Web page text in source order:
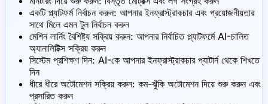
একটি প্ল্যাটফর্ম নির্বাচন করুন: আপনার ইনফ্রাস্ট্রাকচার এবং প্রয়োজনীয়তার
সাথে মিলে এমন টুল নির্বাচন করুন
মেশিন লার্নিং বৈশিষ্ট্য সক্রিয় করুন: আপনার নির্বাচিত প্ল্যাটফর্মে AI-চালিত
অ্যানালিটিক্স সক্রিয় করুন
সিস্টেম প্রশিক্ষণ দিন: AI-কে আপনার ইনফ্রাস্ট্রাকচার প্যাটার্ন থেকে শিখতে
দিন
ধীরে ধীরে অটোমেশন সক্রিয় করুন: কম-ঝুঁকি অটোমেশন দিয়ে শুরু করুন এবং
প্রসারিত করুন